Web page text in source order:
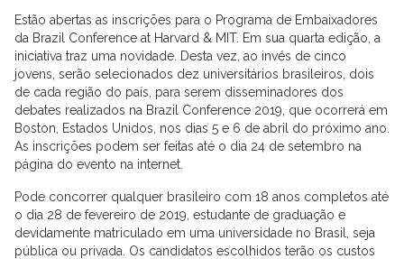
Estão abertas as inscrições para o Programa de Embaixadores
da Brazil Conference at Harvard & MIT. Em sua quarta edição, a
iniciativa traz uma novidade. Desta vez, ao invés de cinco
jovens, serão selecionados dez universitários brasileiros, dois
de cada região do país, para serem disseminadores dos
debates realizados na Brazil Conference 2019, que ocorrerá em
Boston, Estados Unidos, nos dias 5 e 6 de abril do próximo ano.
As inscrições podem ser feitas até o dia 24 de setembro na
página do evento na internet.
Pode concorrer qualquer brasileiro com 18 anos completos até
o dia 28 de fevereiro de 2019, estudante de graduação e
devidamente matriculado em uma universidade no Brasil, seja
pública ou privada. Os candidatos escolhidos terão os custos